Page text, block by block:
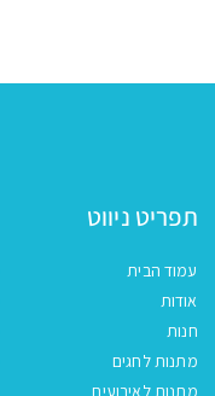
תפריט ניווט
עמוד הבית
אודות
חנות
מתנות לחגים
מתנות לאירועים